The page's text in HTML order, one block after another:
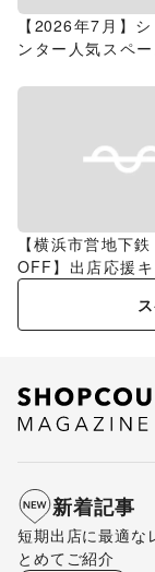
【2026年7月】
ンター人気スペ
【横浜市営地下
OFF】出店応援
特集
新着記事
短期出店に最適な
とめてご紹介